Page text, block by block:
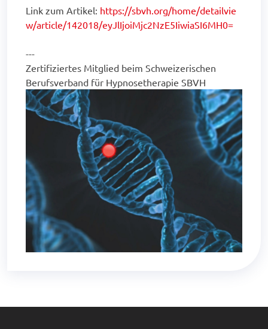
Link zum Artikel: https://sbvh.org/home/detailvie
w/article/142018/eyJlIjoiMjc2NzE5IiwiaSI6MH0=
---
Zertifiziertes Mitglied beim Schweizerischen
Berufsverband für Hypnosetherapie SBVH